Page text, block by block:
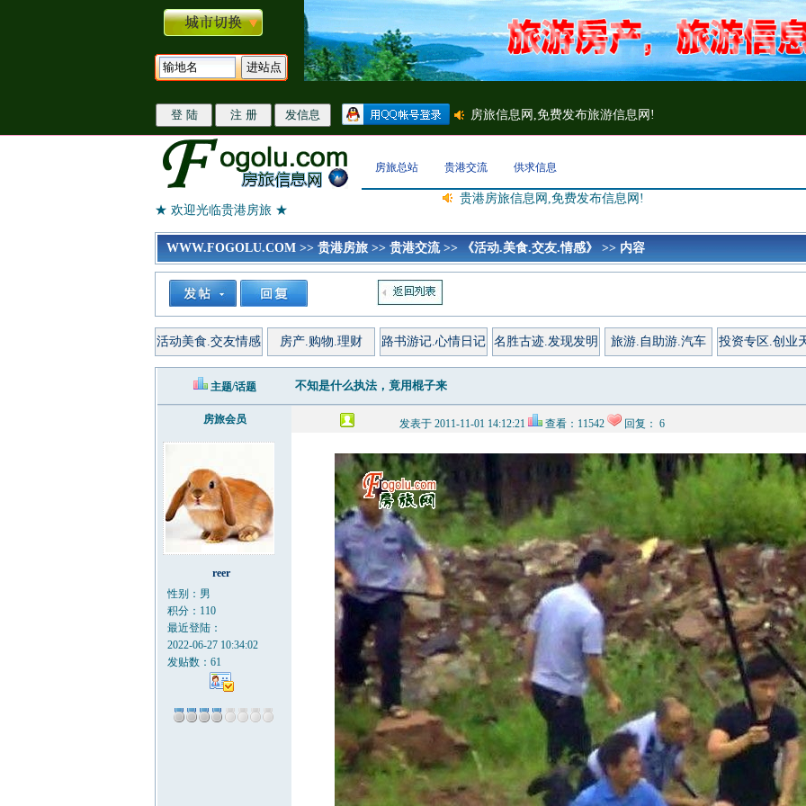
房旅总站 贵港交流 供求信息
★ 欢迎光临贵港房旅 ★
贵港房旅信息网,免费发布信息网!
WWW.FOGOLU.COM >> 贵港房旅 >> 贵港交流>> 《活动.美食.交友.情感》 >> 内容
活动美食.交友情感 房产.购物.理财 路书游记.心情日记 名胜古迹.发现发明 旅游.自助游.汽车 投资专区.创业
主题/话题 不知是什么执法，竟用棍子来
房旅会员 发表于 2011-11-01 14:12:21 查看：11542 回复： 6
reer
性别：男
积分：110
最近登陆：
2022-06-27 10:34:02
发贴数：61